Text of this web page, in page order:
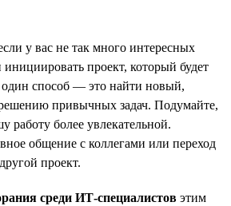
у вас не так много интересных
проект, который будет
один способ — это найти новый,
привычных задач. Подумайте,
работу более увлекательной.
общение с коллегами или переход
проект.
среди ИТ-специалистов этим